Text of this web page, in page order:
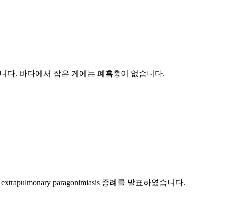
다. 바다에서 잡은 게에는 폐흡충이 없습니다.
paragonimiasis 증례를 발표하였습니다.